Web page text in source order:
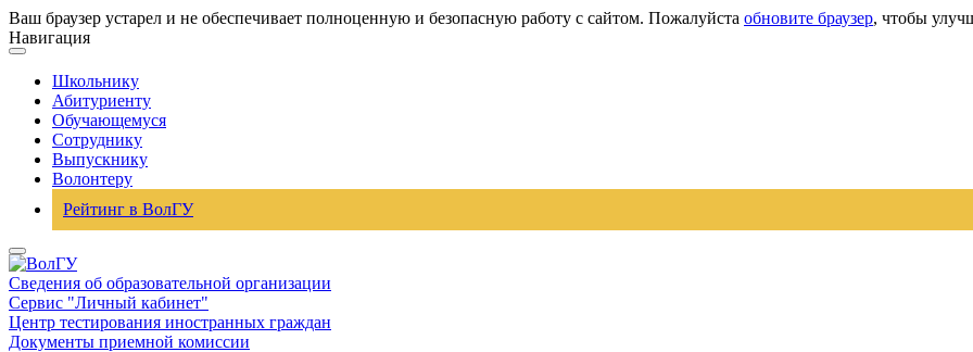
Ваш браузер устарел и не обеспечивает полноценную и безопасную работу с сайтом. Пожалуйста обновите браузер, чтобы
Навигация
Школьнику
Абитуриенту
Обучающемуся
Сотруднику
Выпускнику
Волонтеру
Рейтинг в ВолГУ
Сведения об образовательной организации
Сервис "Личный кабинет"
Центр тестирования иностранных граждан
Документы приемной комиссии